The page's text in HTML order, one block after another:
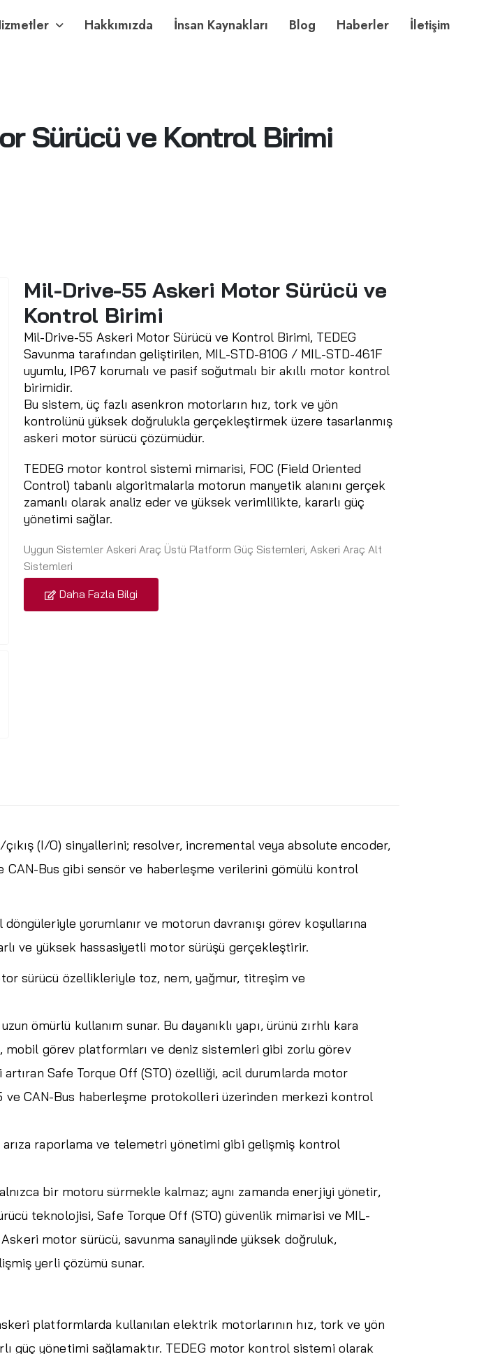
Hakkımızda İnsan Kaynakları Blog Haberler İletişim
Sürücü ve Kontrol Birimi
Mil-Drive-55 Askeri Motor Sürücü ve
Kontrol Birimi
Mil-Drive-55 Askeri Motor Sürücü ve Kontrol Birimi, TEDEG
Savunma tarafından geliştirilen, MIL-STD-810G / MIL-STD-461F
uyumlu, IP67 korumalı ve pasif soğutmalı bir akıllı motor kontrol
birimidir.
Bu sistem, üç fazlı asenkron motorların hız, tork ve yön
kontrolünü yüksek doğrulukla gerçekleştirmek üzere tasarlanmış
askeri motor sürücü çözümüdür.
TEDEG motor kontrol sistemi mimarisi, FOC (Field Oriented
Control) tabanlı algoritmalarla motorun manyetik alanını gerçek
zamanlı olarak analiz eder ve yüksek verimlilikte, kararlı güç
yönetimi sağlar.
Uygun Sistemler Askeri Araç Üstü Platform Güç Sistemleri, Askeri Araç Alt
Sistemleri
Daha Fazla Bilgi
(I/O) sinyallerini; resolver, incremental veya absolute encoder,
CAN-Bus gibi sensör ve haberleşme verilerini gömülü kontrol
yorumlanır ve motorun davranışı görev koşullarına
ve yüksek hassasiyetli motor sürüşü gerçekleştirir.
sürücü özellikleriyle toz, nem, yağmur, titreşim ve
ömürlü kullanım sunar. Bu dayanıklı yapı, ürünü zırhlı kara
görev platformları ve deniz sistemleri gibi zorlu görev
Safe Torque Off (STO) özelliği, acil durumlarda motor
ve CAN-Bus haberleşme protokolleri üzerinden merkezi kontrol
raporlama ve telemetri yönetimi gibi gelişmiş kontrol
bir motoru sürmekle kalmaz; aynı zamanda enerjiyi yönetir,
teknolojisi, Safe Torque Off (STO) güvenlik mimarisi ve MIL-
motor sürücü, savunma sanayiinde yüksek doğruluk,
yerli çözümü sunar.
platformlarda kullanılan elektrik motorlarının hız, tork ve yön
güç yönetimi sağlamaktır. TEDEG motor kontrol sistemi olarak